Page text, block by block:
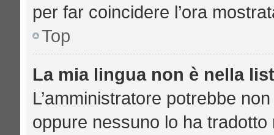
per far coincidere l’ora
Top
La mia lingua non è nella
L’amministratore potrebbe
oppure nessuno lo ha